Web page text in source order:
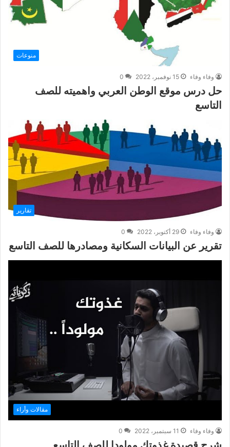
منوعات
وفاء وفاء 15 نوفمبر، 2022 0
حل درس موقع الوطن العربي واهميته للصف
التاسع
تقارير
وفاء وفاء 29 أكتوبر، 2022 0
تقرير عن البيانات السكانية ومصادرها للصف التاسع
مقالات وأراء
وفاء وفاء 11 سبتمبر، 2022 0